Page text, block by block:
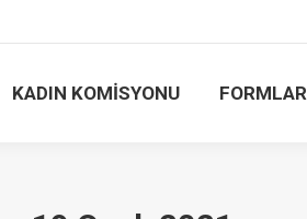
KADIN KOMİSYONU FORMLAR